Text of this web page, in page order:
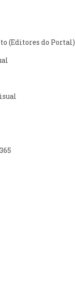
(Editores do Portal)